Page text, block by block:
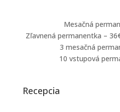
Mesačná
Zľavnená permanentka –
3 mesačná
10 vstupová
Recepcia